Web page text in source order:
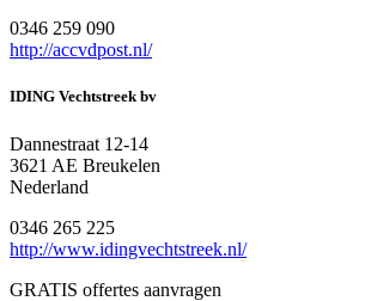
0346 259 090
http://accvdpost.nl/
IDING Vechtstreek bv
Dannestraat 12-14
3621 AE Breukelen
Nederland
0346 265 225
http://www.idingvechtstreek.nl/
GRATIS offertes aanvragen